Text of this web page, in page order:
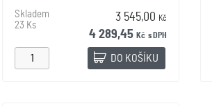
Skladem
23 Ks
3 545,00 Kč
4 289,45 Kč s DPH
DO KOŠÍKU